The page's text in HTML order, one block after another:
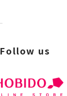
Follow us